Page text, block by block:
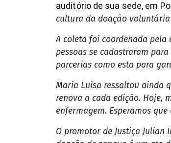
auditório de sua sede, em
cultura da doação
A coleta foi coordenada pela
pessoas se cadastraram
parcerias como esta para
Maria Luisa ressaltou ainda
renova a cada edição. Hoje,
enfermagem. Esperamos
O promotor de Justiça